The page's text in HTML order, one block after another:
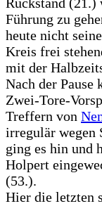
Führung zu
heute nicht
Kreis frei
mit der
Nach der Pause
Zwei-Tore-
Treffern von
irregulär wegen
ging es hin und
Holpert
(53.).
Hier die letzten